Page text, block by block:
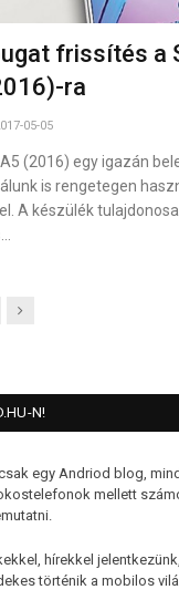
frissítés a
ra
05-05
(2016) egy igazán
is rengetegen
A készülék
Next
N!
egy Andriod blog,
mellett
hírekkel
történik a mobilos